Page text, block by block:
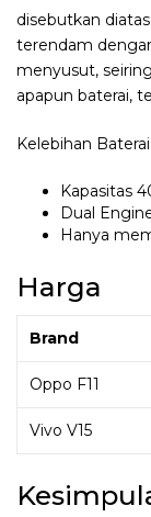
disebutkan
terendam
menyusut,
apapun baterai,
Kelebihan Baterai
Kapasitas
Dual
Hanya
Harga
Brand
Oppo F11
Vivo V15